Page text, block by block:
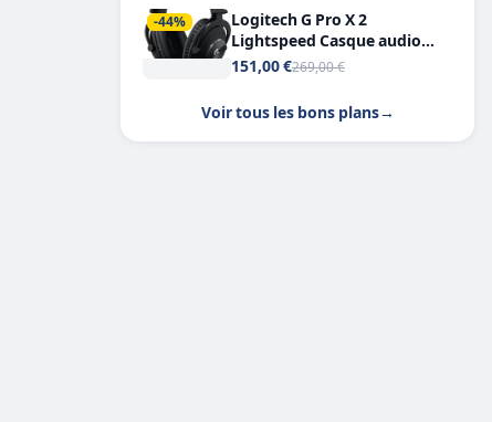
7.1
-44%
Logitech G Pro X 2
Lightspeed Casque audio
bluetooth
151,00 €269,00 €
Voir tous les bons plans→